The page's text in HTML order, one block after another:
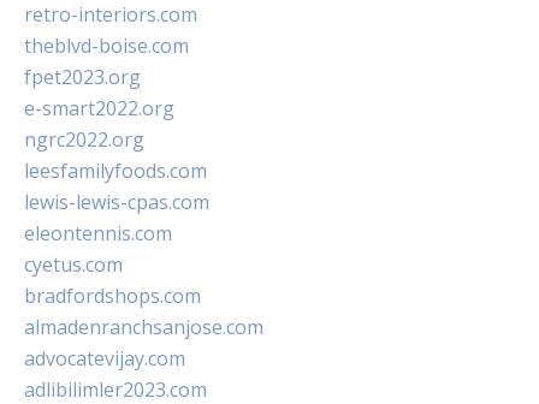
retro-interiors.com
theblvd-boise.com
fpet2023.org
e-smart2022.org
ngrc2022.org
leesfamilyfoods.com
lewis-lewis-cpas.com
eleontennis.com
cyetus.com
bradfordshops.com
almadenranchsanjose.com
advocatevijay.com
adlibilimler2023.com